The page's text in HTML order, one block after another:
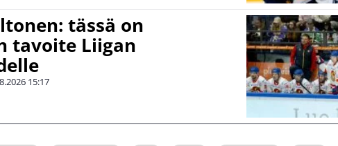
tässä on
tavoite Liigan
15:17